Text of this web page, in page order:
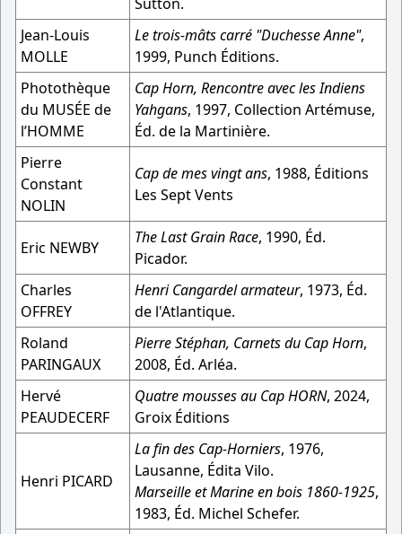
Jean-Louis
MOLLE
Le trois-mâts carré "Duchesse Anne",
1999, Punch Éditions.
Photothèque
du MUSÉE de
l’HOMME
Cap Horn, Rencontre avec les Indiens
Yahgans, 1997, Collection Artémuse,
Éd. de la Martinière.
Pierre
Constant
NOLIN
Cap de mes vingt ans, 1988, Éditions
Les Sept Vents
Eric NEWBY
The Last Grain Race, 1990, Éd.
Picador.
Charles
OFFREY
Henri Cangardel armateur, 1973, Éd.
de l'Atlantique.
Roland
PARINGAUX
Pierre Stéphan, Carnets du Cap Horn,
2008, Éd. Arléa.
Hervé
PEAUDECERF
Quatre mousses au Cap HORN, 2024,
Groix Éditions
Henri PICARD
La fin des Cap-Horniers, 1976,
Lausanne, Édita Vilo.
Marseille et Marine en bois 1860-1925,
1983, Éd. Michel Schefer.